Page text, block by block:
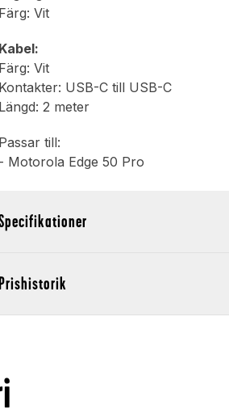
Färg: Vit
Kabel:
Färg: Vit
Kontakter: USB-C till USB-C
Längd: 2 meter
Passar till:
- Motorola Edge 50 Pro
Prishistorik